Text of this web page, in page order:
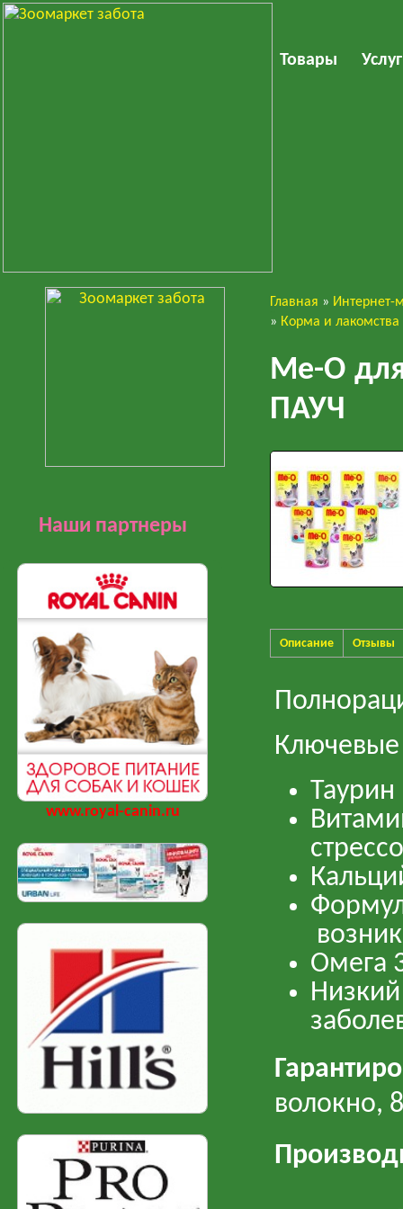
Товары
Наши партнеры
www.royal-canin.ru
Главная » Интернет-
» Корма и лакомства
Ме-О
ПАУЧ
Описание Отзывы
Омега
волокно,